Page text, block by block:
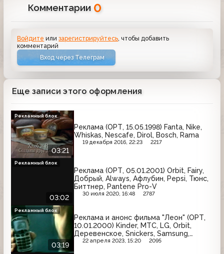
Комментарии 0
Войдите илизарегистрируйтесь , чтобы добавить
комментарий
Вход через Телеграм
Еще записи этого оформления
03:21
Реклама (ОРТ, 15.05.1998) Fanta, Nike,
Whiskas, Nescafe, Dirol, Bosch, Rama
19 декабря 2016, 22:23 2217
Рекламный блок
03:02
Реклама (ОРТ, 05.01.2001) Orbit, Fairy,
Добрый, Always, Афлубин, Pepsi, Тюнс,
Биттнер, Pantene Pro-V
30 июля 2020, 16:48 2787
Рекламный блок
03:19
Реклама и анонс фильма "Леон" (ОРТ,
10.01.2000) Kinder, МТС, LG, Orbit,
Деревенское, Snickers, Samsung,
Внешэкономбанк
22 апреля 2023, 15:20 2095
Рекламный блок